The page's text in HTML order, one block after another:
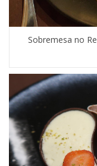
Sobremesa no